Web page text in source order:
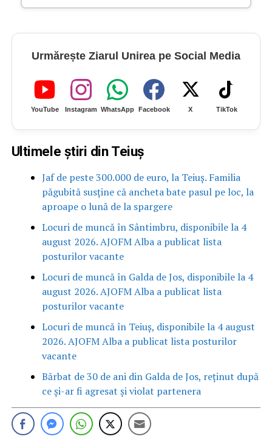
Urmărește Ziarul Unirea pe Social Media
YouTube Instagram WhatsApp Facebook X TikTok
Ultimele știri din Teiuș
Jaf de peste 300.000 de euro, la Teiuș. Familia
păgubită susține că ancheta bate pasul pe loc, la
aproape o lună de la spargere
Locuri de muncă în Sântimbru, disponibile la 4
august 2026. AJOFM Alba a publicat lista
posturilor vacante
Locuri de muncă în Galda de Jos, disponibile la 4
august 2026. AJOFM Alba a publicat lista
posturilor vacante
Locuri de muncă în Teiuș, disponibile la 4 august
2026. AJOFM Alba a publicat lista posturilor
vacante
Bărbat de 30 de ani din Galda de Jos, reținut după
ce și-ar fi agresat și violat partenera